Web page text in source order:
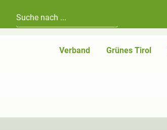
Verband Grünes Tirol